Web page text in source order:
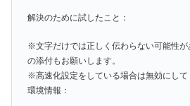
解決のために試したこと：
※文字だけでは正しく伝わらない可能性
の添付もお願いします。
※高速化設定をしている場合は無効にして
環境情報：